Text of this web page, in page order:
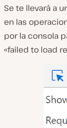
Se te llevará a
en las
por la consola
«failed to load